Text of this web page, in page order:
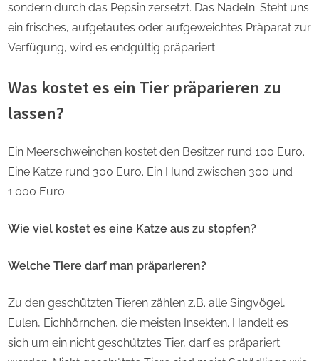
sondern durch das Pepsin zersetzt. Das Nadeln: Steht uns
ein frisches, aufgetautes oder aufgeweichtes Präparat zur
Verfügung, wird es endgültig präpariert.
Was kostet es ein Tier präparieren zu
lassen?
Ein Meerschweinchen kostet den Besitzer rund 100 Euro.
Eine Katze rund 300 Euro. Ein Hund zwischen 300 und
1.000 Euro.
Wie viel kostet es eine Katze aus zu stopfen?
Welche Tiere darf man präparieren?
Zu den geschützten Tieren zählen z.B. alle Singvögel,
Eulen, Eichhörnchen, die meisten Insekten. Handelt es
sich um ein nicht geschütztes Tier, darf es präpariert